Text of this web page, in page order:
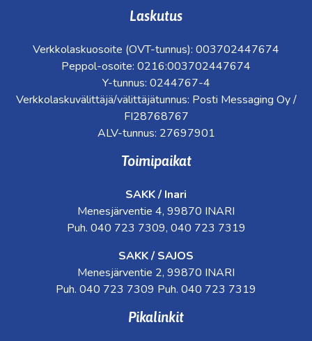
Laskutus
Verkkolaskuosoite (OVT-tunnus): 003702447674
Peppol-osoite: 0216:003702447674
Y-tunnus: 0244767-4
Verkkolaskuvälittäjä/välittäjätunnus: Posti Messaging Oy /
FI28768767
ALV-tunnus: 27697901
Toimipaikat
SAKK / Inari
Menesjärventie 4, 99870 INARI
Puh. 040 723 7309, 040 723 7319
SAKK / SAJOS
Menesjärventie 2, 99870 INARI
Puh. 040 723 7309 Puh. 040 723 7319
Pikalinkit